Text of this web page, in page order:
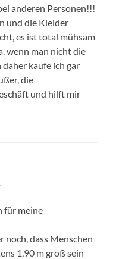
anderen Personen!!!
und die Kleider
es ist total mühsam
wenn man nicht die
kaufe ich gar
die
und hilft mir
für meine
noch, dass Menschen
1,90 m groß sein